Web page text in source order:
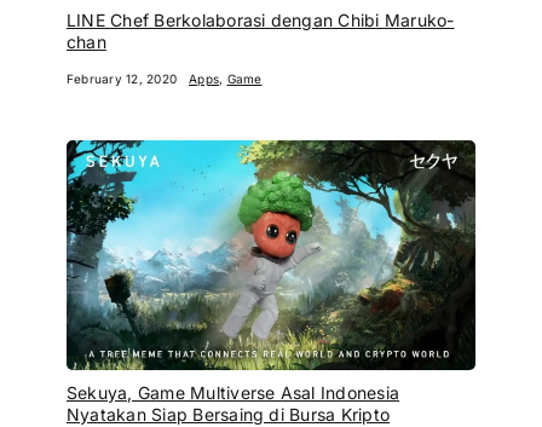
LINE Chef Berkolaborasi dengan Chibi Maruko-
chan
February 12, 2020 Apps, Game
Sekuya, Game Multiverse Asal Indonesia
Nyatakan Siap Bersaing di Bursa Kripto